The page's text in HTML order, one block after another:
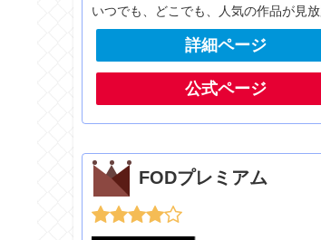
いつでも、どこでも、人気の作品が見
詳細ページ
公式ページ
FODプレミアム